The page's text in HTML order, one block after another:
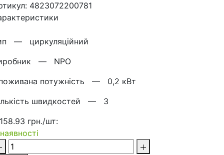
4823072200781
— циркуляційний
— NPO
потужність — 0,2 кВт
швидкостей — 3
грн./шт: